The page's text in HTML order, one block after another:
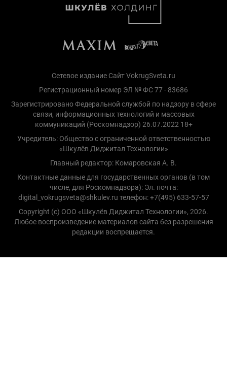
Сетевое издание Сайт VokrugSveta.ru
Регистрационный номер ЭЛ № ФС 77 - 83686
Зарегистрировано Федеральной службой по надзору в сфере
связи, информационных технологий и массовых
коммуникаций (Роскомнадзор) 26.07.2022 18+
Учредитель: Общество с ограниченной ответственностью
«Шкулёв Диджитал Технологии»
Главный редактор: Комаровская А. В.
Контактные данные для государственных органов (в том
числе, для Роскомнадзора): Эл. почта:
digital_vokrugsveta@shkulev.ru телефон: +7(495) 633-57-57
Copyright (с) ООО «Шкулёв Диджитал Технологии», 2026.
Любое воспроизведение материалов сайта без разрешения
редакции воспрещается.